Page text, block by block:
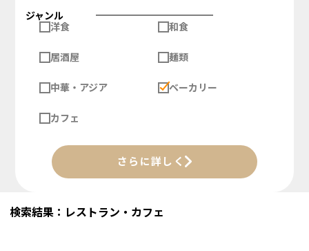
ジャンル
洋食
和食
居酒屋 麺類
中華・アジア ベーカリー
カフェ
さらに詳しく
検索結果：レストラン・カフェ